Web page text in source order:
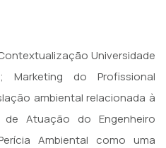
Universidade
do Profissional
ambiental relacionada à
Atuação do Engenheiro
Ambiental como uma